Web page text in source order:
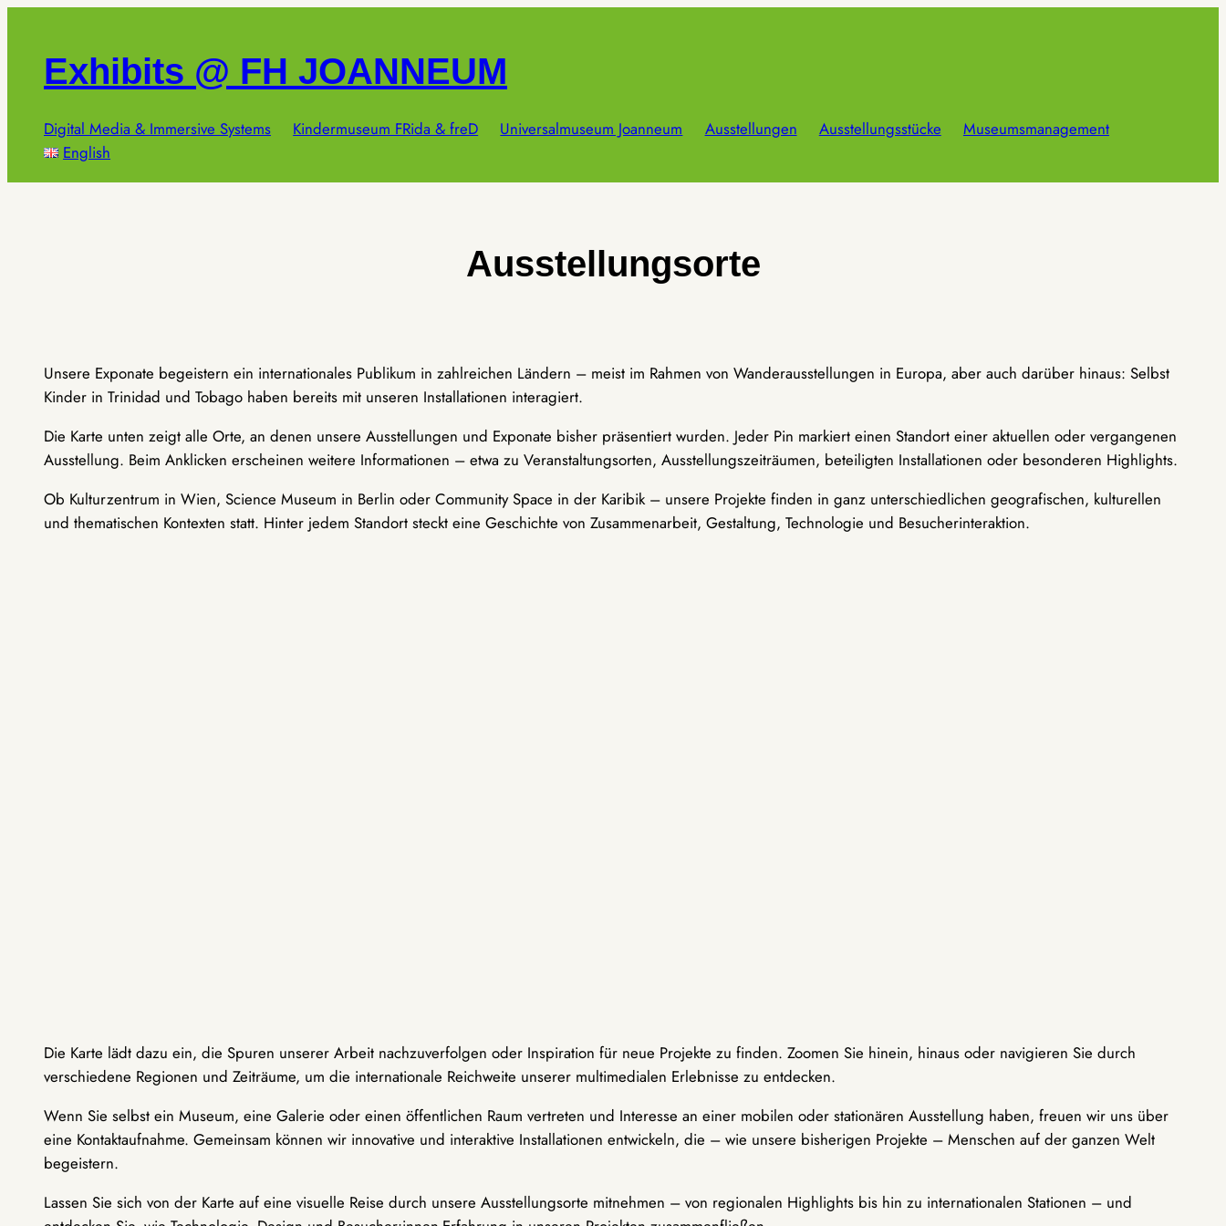
springenExhibits @ FH JOANNEUM
Digital Media & Immersive Systems Kindermuseum FRida & freD Universalmuseum Joanneum Ausstellungen Ausstellungsstücke
Museumsmanagement
English
Ausstellungsorte
Unsere Exponate begeistern ein internationales Publikum in zahlreichen Ländern – meist im Rahmen von Wanderausstellungen in Europa, aber auch darüber hinaus: Selbst
Kinder in Trinidad und Tobago haben bereits mit unseren Installationen interagiert.
Die Karte unten zeigt alle Orte, an denen unsere Ausstellungen und Exponate bisher präsentiert wurden. Jeder Pin markiert einen Standort einer aktuellen oder vergangenen
Ausstellung. Beim Anklicken erscheinen weitere Informationen – etwa zu Veranstaltungsorten, Ausstellungszeiträumen, beteiligten Installationen oder besonderen Highlights.
Ob Kulturzentrum in Wien, Science Museum in Berlin oder Community Space in der Karibik – unsere Projekte finden in ganz unterschiedlichen geografischen, kulturellen
und thematischen Kontexten statt. Hinter jedem Standort steckt eine Geschichte von Zusammenarbeit, Gestaltung, Technologie und Besucherinteraktion.
Die Karte lädt dazu ein, die Spuren unserer Arbeit nachzuverfolgen oder Inspiration für neue Projekte zu finden. Zoomen Sie hinein, hinaus oder navigieren Sie durch
verschiedene Regionen und Zeiträume, um die internationale Reichweite unserer multimedialen Erlebnisse zu entdecken.
Wenn Sie selbst ein Museum, eine Galerie oder einen öffentlichen Raum vertreten und Interesse an einer mobilen oder stationären Ausstellung haben, freuen wir uns über
eine Kontaktaufnahme. Gemeinsam können wir innovative und interaktive Installationen entwickeln, die – wie unsere bisherigen Projekte – Menschen auf der ganzen Welt
begeistern.
Lassen Sie sich von der Karte auf eine visuelle Reise durch unsere Ausstellungsorte mitnehmen – von regionalen Highlights bis hin zu internationalen Stationen – und